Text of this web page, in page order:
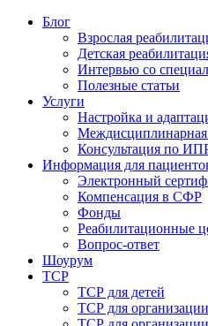
Блог
Взрослая
Детская
Интервью со
Полезные статьи
Услуги
Настройка и
Междисциплинарная
Консультация по
Информация для
Электронный
Компенсация в СФР
Фонды
Реабилитационные
Вопрос-ответ
Шоурум
ТСР
ТСР для детей
ТСР для